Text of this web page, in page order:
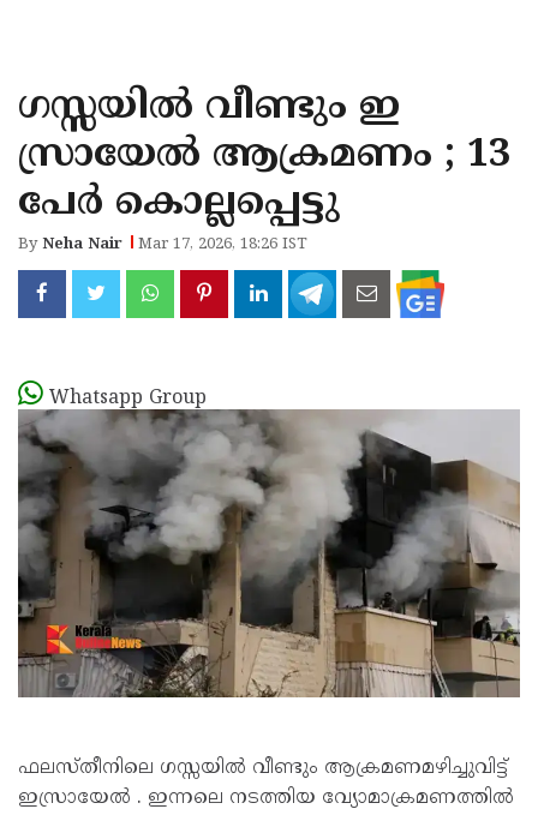
KANNUR
KASARAGOD
ഗസ്സയിൽ വീണ്ടും ഇ
സ്രായേൽ ആക്രമണം ; 13
പേർ കൊല്ലപ്പെട്ടു
ByNeha Nair Mar 17, 2026, 18:26 IST
Whatsapp Group
ഫലസ്തീനിലെ ഗസ്സയിൽ വീണ്ടും ആക്രമണമഴിച്ചുവിട്ട്
ഇസ്രായേൽ . ഇന്നലെ നടത്തിയ വ്യോമാക്രമണത്തിൽ